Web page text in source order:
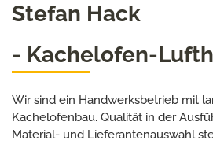
Stefan Hack
- Kachelofen-
Wir sind ein Handwerksbetrieb mit
Kachelofenbau. Qualität in der
Material- und Lieferantenauswahl